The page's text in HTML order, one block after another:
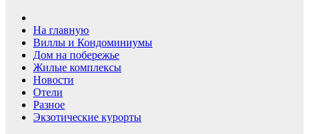
На главную
Виллы и Кондоминиумы
Дом на побережье
Жилые комплексы
Новости
Отели
Разное
Экзотические курорты